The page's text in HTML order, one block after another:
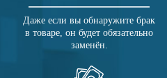
Даже если вы обнаружите брак
в товаре, он будет обязательно
заменён.